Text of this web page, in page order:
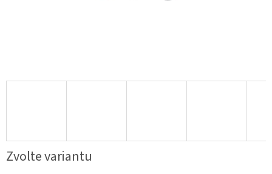
Zvolte variantu